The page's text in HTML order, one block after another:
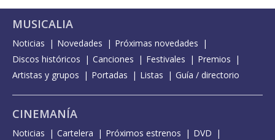
MUSICALIA
Noticias Novedades
Próximas novedades
Discos históricos
Canciones Festivales
Premios
Artistas y grupos
Portadas Listas Guía / directorio
CINEMANÍA
Noticias Cartelera Próximos estrenos
DVD